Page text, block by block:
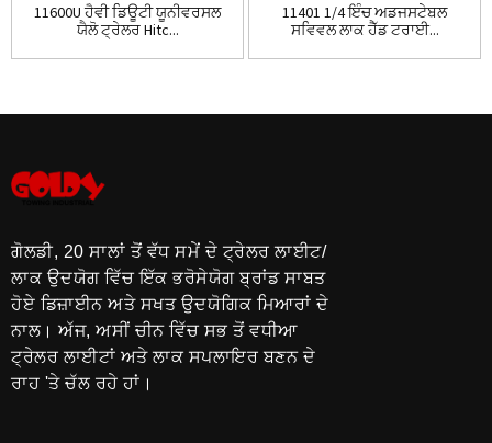
11600U ਹੈਵੀ ਡਿਊਟੀ ਯੂਨੀਵਰਸਲ
ਯੈਲੋ ਟ੍ਰੇਲਰ Hitc...
11401 1/4 ਇੰਚ ਅਡਜਸਟੇਬਲ
ਸਵਿਵਲ ਲਾਕ ਹੈੱਡ ਟਰਾਈ...
ਗੋਲਡੀ, 20 ਸਾਲਾਂ ਤੋਂ ਵੱਧ ਸਮੇਂ ਦੇ ਟ੍ਰੇਲਰ ਲਾਈਟ/
ਲਾਕ ਉਦਯੋਗ ਵਿੱਚ ਇੱਕ ਭਰੋਸੇਯੋਗ ਬ੍ਰਾਂਡ ਸਾਬਤ
ਹੋਏ ਡਿਜ਼ਾਈਨ ਅਤੇ ਸਖਤ ਉਦਯੋਗਿਕ ਮਿਆਰਾਂ ਦੇ
ਨਾਲ। ਅੱਜ, ਅਸੀਂ ਚੀਨ ਵਿੱਚ ਸਭ ਤੋਂ ਵਧੀਆ
ਟ੍ਰੇਲਰ ਲਾਈਟਾਂ ਅਤੇ ਲਾਕ ਸਪਲਾਇਰ ਬਣਨ ਦੇ
ਰਾਹ 'ਤੇ ਚੱਲ ਰਹੇ ਹਾਂ।